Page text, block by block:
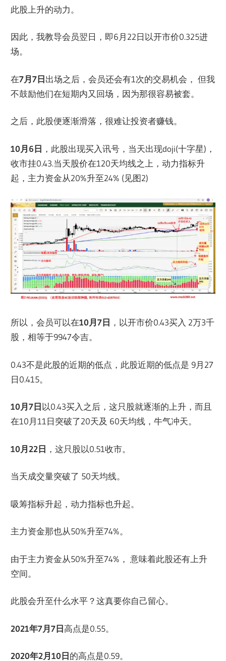
此股上升的动力。
因此，我教导会员翌日，即6月22日以开市价0.325进
场。
在7月7日出场之后，会员还会有1次的交易机会， 但我
不鼓励他们在短期内又回场，因为那很容易被套。
之后，此股便逐渐滑落，很难让投资者赚钱。
10月6日 ，此股出现买入讯号，当天出现doji(十字星)，
收市挂0.43.当天股价在120天均线之上，动力指标升
起，主力资金从20%升至24% (见图2)
所以，会员可以在10月7日 ，以开市价0.43买入 2万3千
股，相等于9947令吉。
0.43不是此股的近期的低点，此股近期的低点是 9月27
日0.415。
10月7日以0.43买入之后，这只股就逐渐的上升，而且
在10月11日突破了20天及 60天均线，牛气冲天。
10月22日 ，这只股以0.51收市。
当天成交量突破了 50天均线。
吸筹指标升起，动力指标也升起。
主力资金那也从50%升至74%。
由于主力资金从50%升至74%， 意味着此股还有上升
空间。
此股会升至什么水平？这真要你自己留心。
2021年7月7日高点是0.55。
2020年2月10日的高点是0.59。